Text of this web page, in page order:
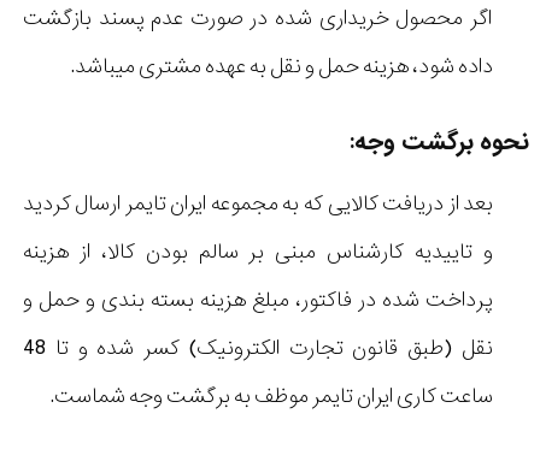
اگر محصول خریداری شده در صورت عدم پسند بازگشت
داده شود، هزینه حمل و نقل به عهده مشتری میباشد.
نحوه برگشت وجه:
بعد از دریافت کالایی که به مجموعه ایران تایمر ارسال کردید
و تاییدیه کارشناس مبنی بر سالم بودن کالا، از هزینه
پرداخت شده در فاکتور، مبلغ هزینه بسته بندی و حمل و
نقل (طبق قانون تجارت الکترونیک) کسر شده و تا 48
ساعت کاری ایران تایمر موظف به برگشت وجه شماست.